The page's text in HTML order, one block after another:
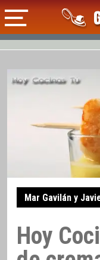
Mar Gavilán y
Hoy